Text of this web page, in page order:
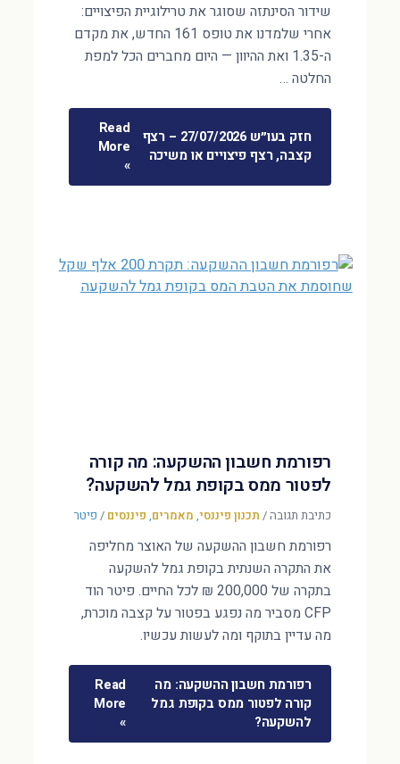
שידור הסינתזה שסוגר את טרילוגיית הפיצויים:
אחרי שלמדנו את טופס 161 החדש, את מקדם
ה-1.35 ואת ההיוון — היום מחברים הכל למפת
החלטה …
חזק בעו״ש 27/07/2026 – רצף
קצבה, רצף פיצויים או משיכה
Read
More
»
רפורמת חשבון ההשקעה: מה קורה
לפטור ממס בקופת גמל להשקעה?
כתיבת תגובה/ תכנון פיננסי, מאמרים, פיננסים / פיטר
רפורמת חשבון ההשקעה של האוצר מחליפה
את התקרה השנתית בקופת גמל להשקעה
בתקרה של 200,000 ₪ לכל החיים. פיטר הוד
CFP מסביר מה נפגע בפטור על קצבה מוכרת,
מה עדיין בתוקף ומה לעשות עכשיו.
רפורמת חשבון ההשקעה: מה
קורה לפטור ממס בקופת גמל
להשקעה?
Read
More
»